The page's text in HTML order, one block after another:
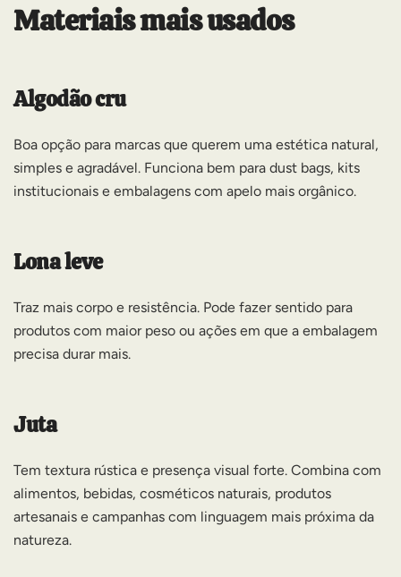
Materiais mais usados
Algodão cru
Boa opção para marcas que querem uma estética natural,
simples e agradável. Funciona bem para dust bags, kits
institucionais e embalagens com apelo mais orgânico.
Lona leve
Traz mais corpo e resistência. Pode fazer sentido para
produtos com maior peso ou ações em que a embalagem
precisa durar mais.
Juta
Tem textura rústica e presença visual forte. Combina com
alimentos, bebidas, cosméticos naturais, produtos
artesanais e campanhas com linguagem mais próxima da
natureza.